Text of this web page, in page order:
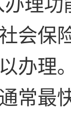
会保
办理
常最